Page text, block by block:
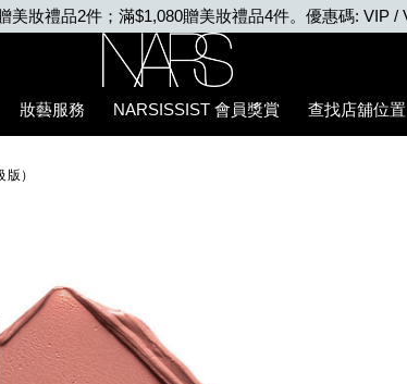
任何購物即享2X積分、滿$2,000更享3X積分
妝藝服務 NARSISSIST 會員獎賞 查找店舖位置
）